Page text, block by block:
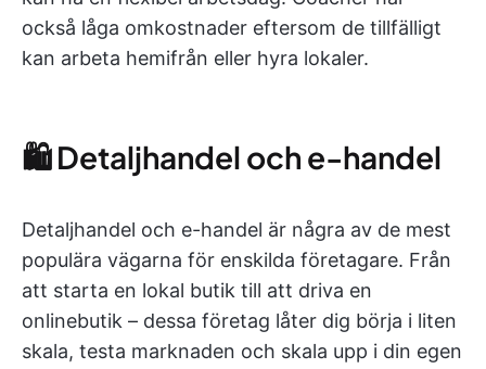
också låga omkostnader eftersom de tillfälligt
kan arbeta hemifrån eller hyra lokaler.
🛍️ Detaljhandel och e-handel
Detaljhandel och e-handel är några av de mest
populära vägarna för enskilda företagare. Från
att starta en lokal butik till att driva en
onlinebutik – dessa företag låter dig börja i liten
skala, testa marknaden och skala upp i din egen